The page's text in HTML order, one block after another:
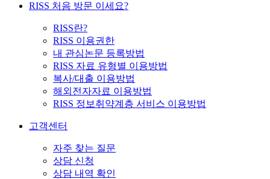
RISS 처음 방문 이세요?
RISS란?
RISS 이용권한
내 관심논문 등록방법
RISS 자료 유형별 이용방법
복사/대출 이용방법
해외전자자료 이용방법
RISS 정보취약계층 서비스 이용방법
고객센터
자주 찾는 질문
상담 신청
상담 내역 확인